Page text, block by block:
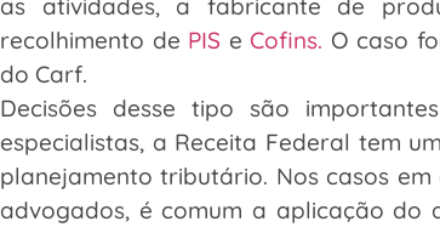
as atividades, a fabricante de
recolhimento de PIS e Cofins. O caso
do Carf.
Decisões desse tipo são
especialistas, a Receita Federal tem
planejamento tributário. Nos casos
advogados, é comum a aplicação do